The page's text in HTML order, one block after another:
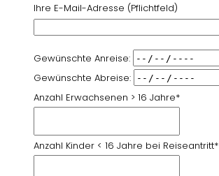
Ihre E-Mail-Adresse (Pflichtfeld)
Gewünschte Anreise:
Gewünschte Abreise:
Anzahl Erwachsenen > 16 Jahre*
Anzahl Kinder < 16 Jahre bei Reiseantritt*